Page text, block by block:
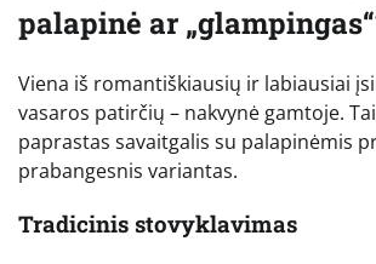
palapinė ar
Viena iš romantiškiausių ir labiausiai
vasaros patirčių – nakvynė gamtoje.
paprastas savaitgalis su palapinėmis
prabangesnis variantas.
Tradicinis stovyklavimas